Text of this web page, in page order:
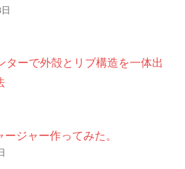
ターで外殻とリブ構造を一体出
ージャー作ってみた。